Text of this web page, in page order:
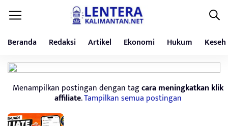
Beranda Redaksi Artikel Ekonomi Hukum
Menampilkan postingan dengan tagcara meningkatkan klik
affiliate.Tampilkan semua postingan